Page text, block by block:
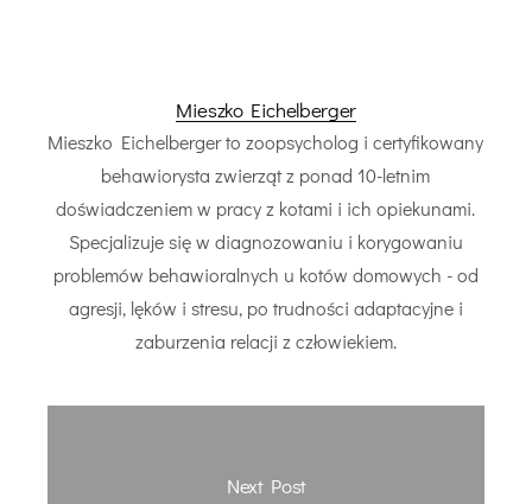
Mieszko Eichelberger
Mieszko Eichelberger to zoopsycholog i certyfikowany
behawiorysta zwierząt z ponad 10-letnim
doświadczeniem w pracy z kotami i ich opiekunami.
Specjalizuje się w diagnozowaniu i korygowaniu
problemów behawioralnych u kotów domowych - od
agresji, lęków i stresu, po trudności adaptacyjne i
zaburzenia relacji z człowiekiem.
Next Post